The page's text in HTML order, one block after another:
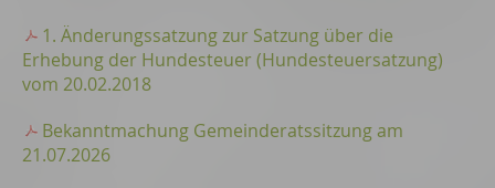
1. Änderungssatzung zur Satzung über die
Erhebung der Hundesteuer (Hundesteuersatzung)
vom 20.02.2018
Bekanntmachung Gemeinderatssitzung am
21.07.2026